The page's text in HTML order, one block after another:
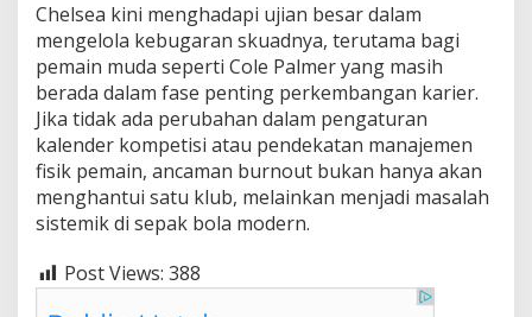
Chelsea kini menghadapi ujian besar dalam
mengelola kebugaran skuadnya, terutama bagi
pemain muda seperti Cole Palmer yang masih
berada dalam fase penting perkembangan karier.
Jika tidak ada perubahan dalam pengaturan
kalender kompetisi atau pendekatan manajemen
fisik pemain, ancaman burnout bukan hanya akan
menghantui satu klub, melainkan menjadi masalah
sistemik di sepak bola modern.
Post Views: 388